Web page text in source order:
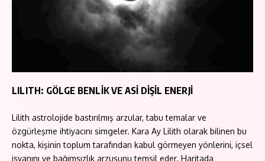
LILITH: GÖLGE BENLİK VE ASİ DİŞİL ENERJİ
Lilith astrolojide bastırılmış arzular, tabu temalar ve
özgürleşme ihtiyacını simgeler. Kara Ay Lilith olarak bilinen bu
nokta, kişinin toplum tarafından kabul görmeyen yönlerini, içsel
isyanını ve bağımsızlık arzusunu temsil eder. Haritada